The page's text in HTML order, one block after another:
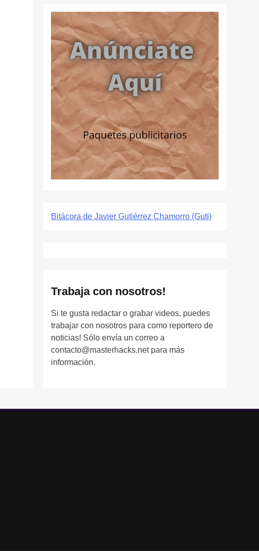
Bitácora de Javier Gutiérrez Chamorro (Guti)
Trabaja con nosotros!
Si te gusta redactar o grabar videos, puedes
trabajar con nosotros para como reportero de
noticias! Sólo envía un correo a
contacto@masterhacks.net para más
información.